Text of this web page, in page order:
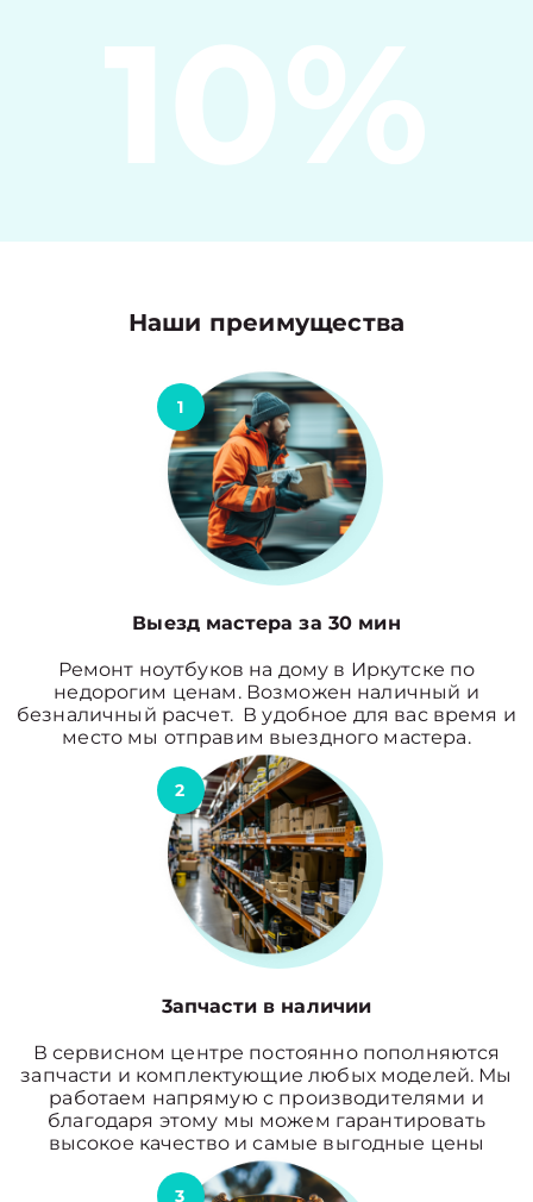
10%
Наши преимущества
1
Выезд мастера за 30 мин
Ремонт ноутбуков на дому в Иркутске по
недорогим ценам. Возможен наличный и
безналичный расчет. В удобное для вас время и
место мы отправим выездного мастера.
2
3апчасти в наличии
В сервисном центре постоянно пополняются
запчасти и комплектующие любых моделей. Мы
работаем напрямую с производителями и
благодаря этому мы можем гарантировать
высокое качество и самые выгодные цены
3